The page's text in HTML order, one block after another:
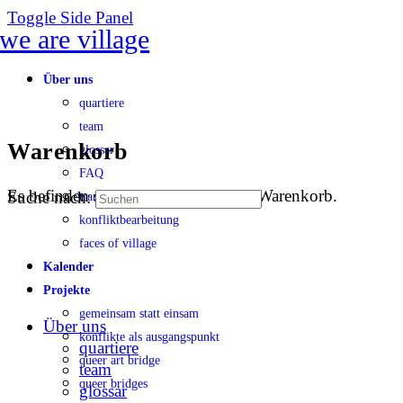
Toggle Side Panel
Über uns
quartiere
team
glossar
FAQ
transparenz
konfliktbearbeitung
faces of village
Kalender
Projekte
gemeinsam statt einsam
konflikte als ausgangspunkt
queer art bridge
queer bridges
Warenkorb
Es befinden sich keine Produkte im Warenkorb.
Suche nach:
Über uns
quartiere
team
glossar